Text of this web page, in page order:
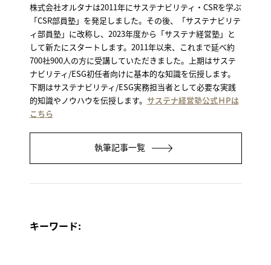
株式会社オルタナは2011年にサステナビリティ・CSRを学ぶ
「CSR部員塾」を発足しました。その後、「サステナビリテ
ィ部員塾」に改称し、2023年度から「サステナ経営塾」と
して新たにスタートします。2011年以来、これまで延べ約
700社900人の方に受講していただきました。上期はサステ
ナビリティ/ESG初任者向けに基本的な知識を伝授します。
下期はサステナビリティ/ESG実務担当者として必要な実践
的知識やノウハウを伝授します。 サステナ経営塾公式ＨPは
こちら
執筆記事一覧
キーワード: